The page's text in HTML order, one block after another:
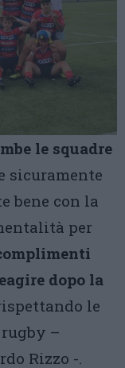
le squadre
sicuramente
bene con la
per
dopo la
le
–
Rizzo -.